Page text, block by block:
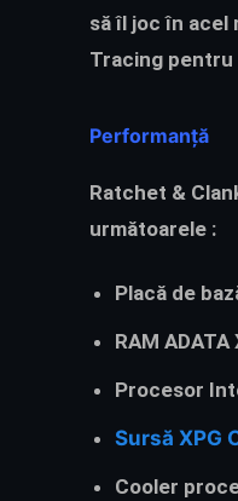
să îl joc în acel
Tracing pentru
Performanță
Ratchet &
următoarele :
Placă de
RAM
Procesor
Sursă XPG
Cooler